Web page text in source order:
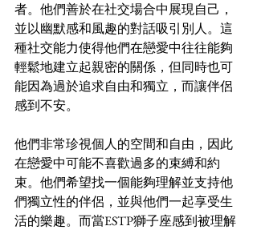
者。他們善於在社交場合中展現自己，
並以幽默感和風趣的對話吸引別人。這
種社交能力使得他們在戀愛中往往能夠
輕鬆地建立起親密的關係，但同時也可
能因為過於追求自由和獨立，而讓伴侶
感到不安。
他們非常珍視個人的空間和自由，因此
在戀愛中可能不喜歡過多的束縛和約
束。他們希望找一個能夠理解並支持他
們獨立性的伴侶，並與他們一起享受生
活的樂趣。而當ESTP獅子座感到被理解